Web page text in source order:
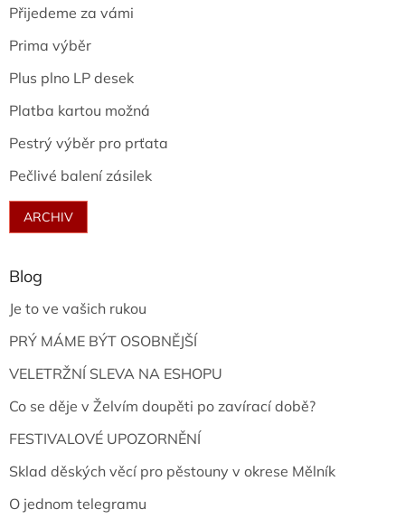
Přijedeme za vámi
Prima výběr
Plus plno LP desek
Platba kartou možná
Pestrý výběr pro prťata
Pečlivé balení zásilek
ARCHIV
Blog
Je to ve vašich rukou
PRÝ MÁME BÝT OSOBNĚJŠÍ
VELETRŽNÍ SLEVA NA ESHOPU
Co se děje v Želvím doupěti po zavírací době?
FESTIVALOVÉ UPOZORNĚNÍ
Sklad děských věcí pro pěstouny v okrese Mělník
O jednom telegramu